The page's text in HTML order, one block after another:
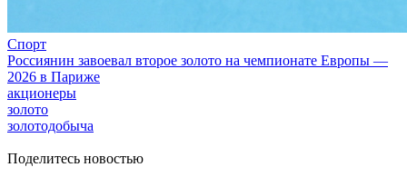
Спорт
Россиянин завоевал второе золото на чемпионате Европы —
2026 в Париже
акционеры
золото
золотодобыча
Поделитесь новостью